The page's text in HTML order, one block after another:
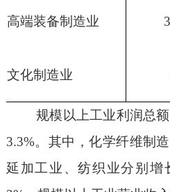
高端装备制造业
文化制造业
规模以上工业利润总额
3.3%。其中，化学纤维制
延加工业、纺织业分别增